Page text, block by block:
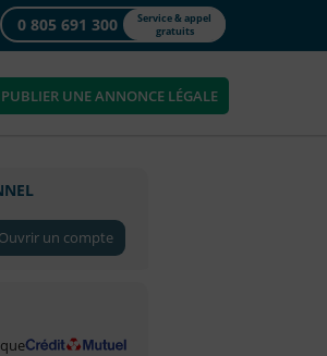
0 805 691 300
Service & appel
gratuits
PUBLIER UNE ANNONCE LÉGALE
Ouvrir un compte